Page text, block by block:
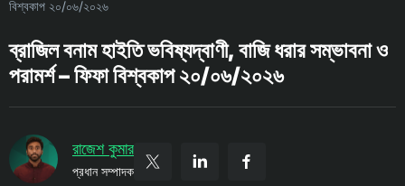
বিশ্বকাপ ২০/০৬/২০২৬
ব্রাজিল বনাম হাইতি ভবিষ্যদ্বাণী, বাজি ধরার সম্ভাবনা ও
পরামর্শ – ফিফা বিশ্বকাপ ২০/০৬/২০২৬
রাজেশ কুমার
প্রধান সম্পাদক